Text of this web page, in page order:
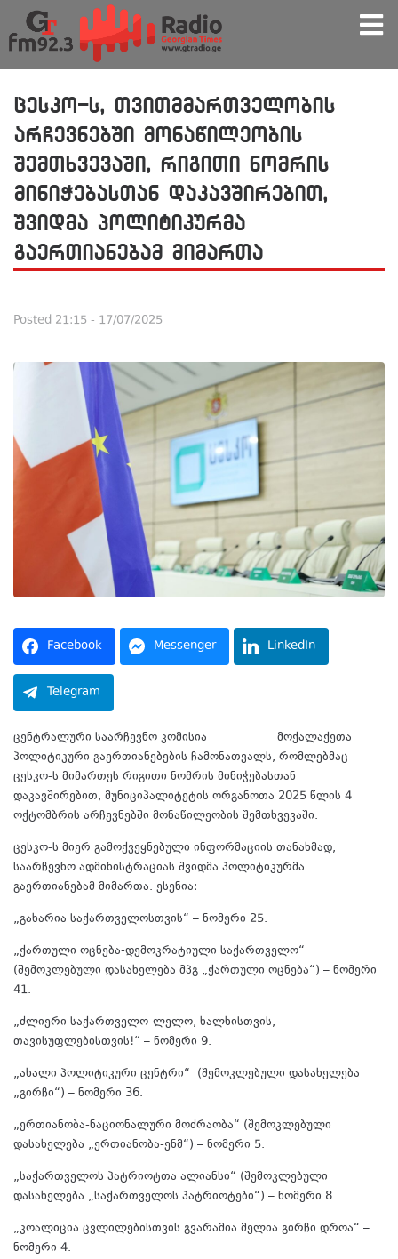
ცესკო-ს, თვითმმართველობის
არჩევნებში მონაწილეობის
შემთხვევაში, რიგითი ნომრის
მინიჭებასთან დაკავშირებით,
შვიდმა პოლიტიკურმა
გაერთიანებამ მიმართა
Posted 21:15 - 17/07/2025
Facebook Messenger LinkedIn
Telegram
ცენტრალური საარჩევნო კომისია
მოქალაქეთა
პოლიტიკური გაერთიანებების ჩამონათვალს, რომლებმაც
ცესკო-ს მიმართეს რიგითი ნომრის მინიჭებასთან
დაკავშირებით, მუნიციპალიტეტის ორგანოთა 2025 წლის 4
ოქტომბრის არჩევნებში მონაწილეობის შემთხვევაში.
ცესკო-ს მიერ გამოქვეყნებული ინფორმაციის თანახმად,
საარჩევნო ადმინისტრაციას შვიდმა პოლიტიკურმა
გაერთიანებამ მიმართა. ესენია:
„გახარია საქართველოსთვის“ – ნომერი 25.
„ქართული ოცნება-დემოკრატიული საქართველო“
(შემოკლებული დასახელება მპგ „ქართული ოცნება“) – ნომერი
41.
„ძლიერი საქართველო-ლელო, ხალხისთვის,
თავისუფლებისთვის!“ – ნომერი 9.
„ახალი პოლიტიკური ცენტრი“ (შემოკლებული დასახელება
„გირჩი“) – ნომერი 36.
„ერთიანობა-ნაციონალური მოძრაობა“ (შემოკლებული
დასახელება „ერთიანობა-ენმ“) – ნომერი 5.
„საქართველოს პატრიოტთა ალიანსი“ (შემოკლებული
დასახელება „საქართველოს პატრიოტები“) – ნომერი 8.
„კოალიცია ცვლილებისთვის გვარამია მელია გირჩი დროა“ –
ნომერი 4.